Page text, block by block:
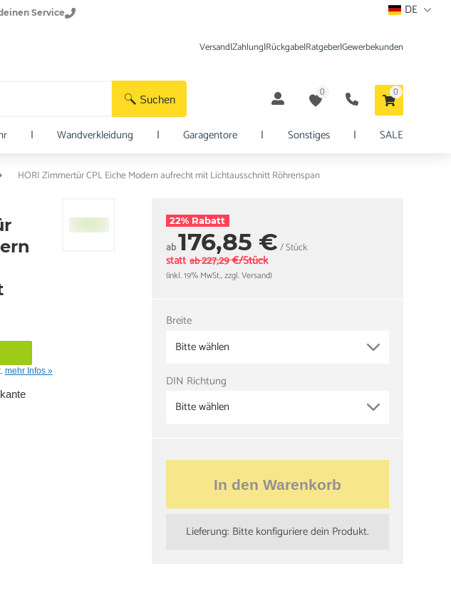
Service DE
Suchen
Versand|Zahlung|Rückgabe|Ratgeber|Gewerbekunden
0 0
| Wandverkleidung | Garagentore | Sonstiges | SALE
HORI Zimmertür CPL Eiche Modern aufrecht mit Lichtausschnitt Röhrenspan
mehr Infos »
22% Rabatt
ab176,85 €/ Stück
statt ab227,29 €/Stück
(inkl. 19% MwSt., zzgl. Versand)
Breite
Bitte wählen
DIN Richtung
Bitte wählen
In den Warenkorb
Lieferung: Bitte konfiguriere dein Produkt.